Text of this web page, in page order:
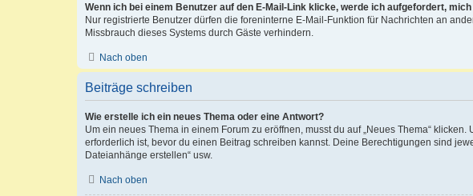
Wenn ich bei einem Benutzer auf den E-Mail-Link klicke, werde ich aufgefordert,
Nur registrierte Benutzer dürfen die foreninterne E-Mail-Funktion für Nachrichten an
Missbrauch dieses Systems durch Gäste verhindern.
Nach oben
Beiträge schreiben
Wie erstelle ich ein neues Thema oder eine Antwort?
Um ein neues Thema in einem Forum zu eröffnen, musst du auf „Neues Thema“
erforderlich ist, bevor du einen Beitrag schreiben kannst. Deine Berechtigungen sind
Dateianhänge erstellen“ usw.
Nach oben